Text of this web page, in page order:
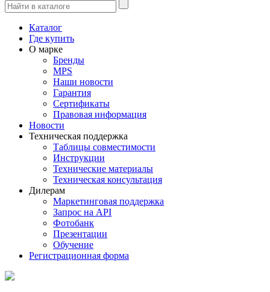
Каталог
Где купить
О марке
Бренды
MPS
Наши новости
Гарантия
Сертификаты
Правовая информация
Новости
Техническая поддержка
Таблицы совместимости
Инструкции
Технические материалы
Техническая консультация
Дилерам
Маркетинговая поддержка
Запрос на API
Фотобанк
Презентации
Обучение
Регистрационная форма